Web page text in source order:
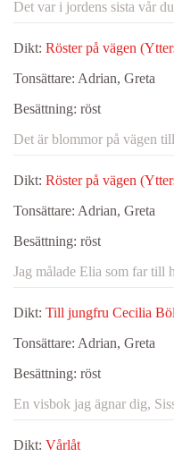
Det var i jordens sista vår
Dikt: Röster på vägen
Tonsättare: Adrian, Greta
Besättning: röst
Det är blommor på vägen
Dikt: Röster på vägen
Tonsättare: Adrian, Greta
Besättning: röst
Jag målade Elia som far till
Dikt: Till jungfru Cecilia
Tonsättare: Adrian, Greta
Besättning: röst
En visbok jag ägnar dig,
Dikt: Vårlåt